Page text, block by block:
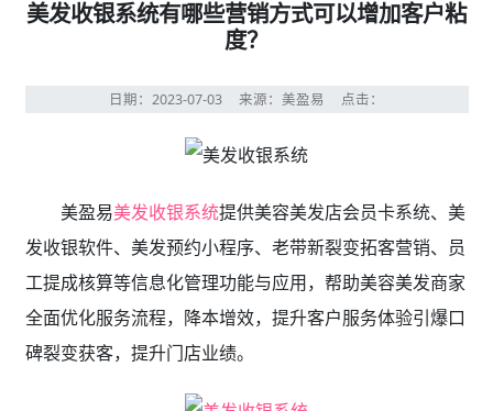
美发收银系统有哪些营销方式可以增加客户粘
度？
日期：2023-07-03 来源：美盈易 点击：
美盈易美发收银系统提供美容美发店会员卡系统、美
发收银软件、美发预约小程序、老带新裂变拓客营销、员
工提成核算等信息化管理功能与应用，帮助美容美发商家
全面优化服务流程，降本增效，提升客户服务体验引爆口
碑裂变获客，提升门店业绩。